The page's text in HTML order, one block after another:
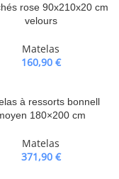
rose 90x210x20 cm
velours
Matelas
160,90 €
à ressorts bonnell
180×200 cm
Matelas
371,90 €